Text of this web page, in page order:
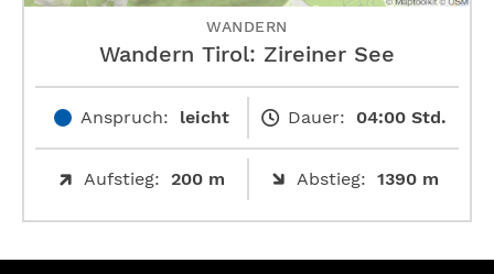
WANDERN
Wandern Tirol: Zireiner See
Anspruch: leicht Dauer: 04:00 Std.
Aufstieg: 200 m Abstieg: 1390 m